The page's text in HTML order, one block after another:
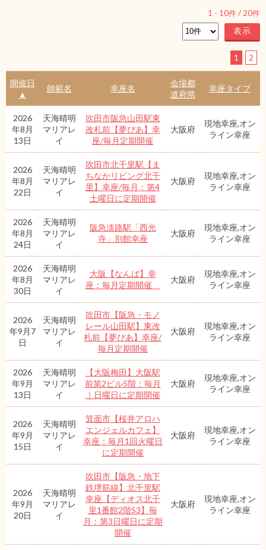
1 - 10件 / 20件
1 2
開催日
▲
師範名 幸座名
会場都
道府県
幸座タイプ
2026
年8月
13日
天海晴明
マリアレ
イ
吹田市阪急山田駅東
改札前【夢ぴあ】幸
座/毎月定期開催
大阪府
現地幸座,オン
ライン幸座
2026
年8月
22日
天海晴明
マリアレ
イ
吹田市北千里駅【ま
ちなかリビング北千
里】幸座/毎月：第4
土曜日に定期開催
大阪府
現地幸座,オン
ライン幸座
2026
年8月
24日
天海晴明
マリアレ
イ
阪急淡路駅「西光
寺」別館幸座
大阪府
現地幸座,オン
ライン幸座
2026
年8月
30日
天海晴明
マリアレ
イ
大阪【なんば】幸
座：毎月定期開催
大阪府
現地幸座,オン
ライン幸座
2026
年9月7
日
天海晴明
マリアレ
イ
吹田市【阪急・モノ
レール山田駅】東改
札前【夢ぴあ】幸座/
毎月定期開催
大阪府
現地幸座,オン
ライン幸座
2026
年9月
13日
天海晴明
マリアレ
イ
【大阪梅田】大阪駅
前第2ビル5階：毎月
｜日曜日に定期開催
大阪府
現地幸座,オン
ライン幸座
2026
年9月
15日
天海晴明
マリアレ
イ
箕面市【桜井アロハ
エンジェルカフェ】
幸座：毎月1回火曜日
に定期開催
大阪府
現地幸座,オン
ライン幸座
2026
年9月
20日
天海晴明
マリアレ
イ
吹田市【阪急・地下
鉄堺筋線】北千里駅
幸座【ディオス北千
里1番館2階S3】毎
月：第3日曜日に定期
開催
大阪府
現地幸座,オン
ライン幸座